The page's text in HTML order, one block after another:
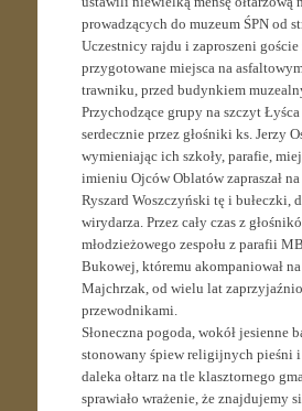
prowadzących do muzeum ŚPN od
Uczestnicy rajdu i zaproszeni
przygotowane miejsca na
trawniku, przed budynkiem
Przychodzące grupy na szczyt
serdecznie przez głośniki ks. Jerzy
wymieniając ich szkoły, parafie,
imieniu Ojców Oblatów zapraszał
Ryszard Woszczyński tę i bułeczki,
wirydarza. Przez cały czas z
młodzieżowego zespołu z parafii
Bukowej, któremu akompaniował
Majchrzak, od wielu lat
przewodnikami.
Słoneczna pogoda, wokół jesienne
stonowany śpiew religijnych pieśni
daleka ołtarz na tle klasztornego
sprawiało wrażenie, że znajdujemy